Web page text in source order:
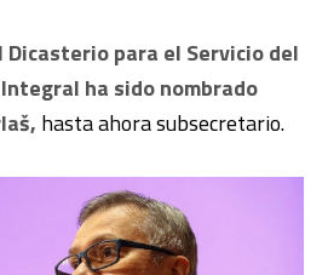
para el Servicio del
ha sido nombrado
hasta ahora subsecretario.